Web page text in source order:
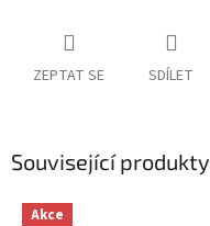
ZEPTAT SE SDÍLET
Související produkty
Akce